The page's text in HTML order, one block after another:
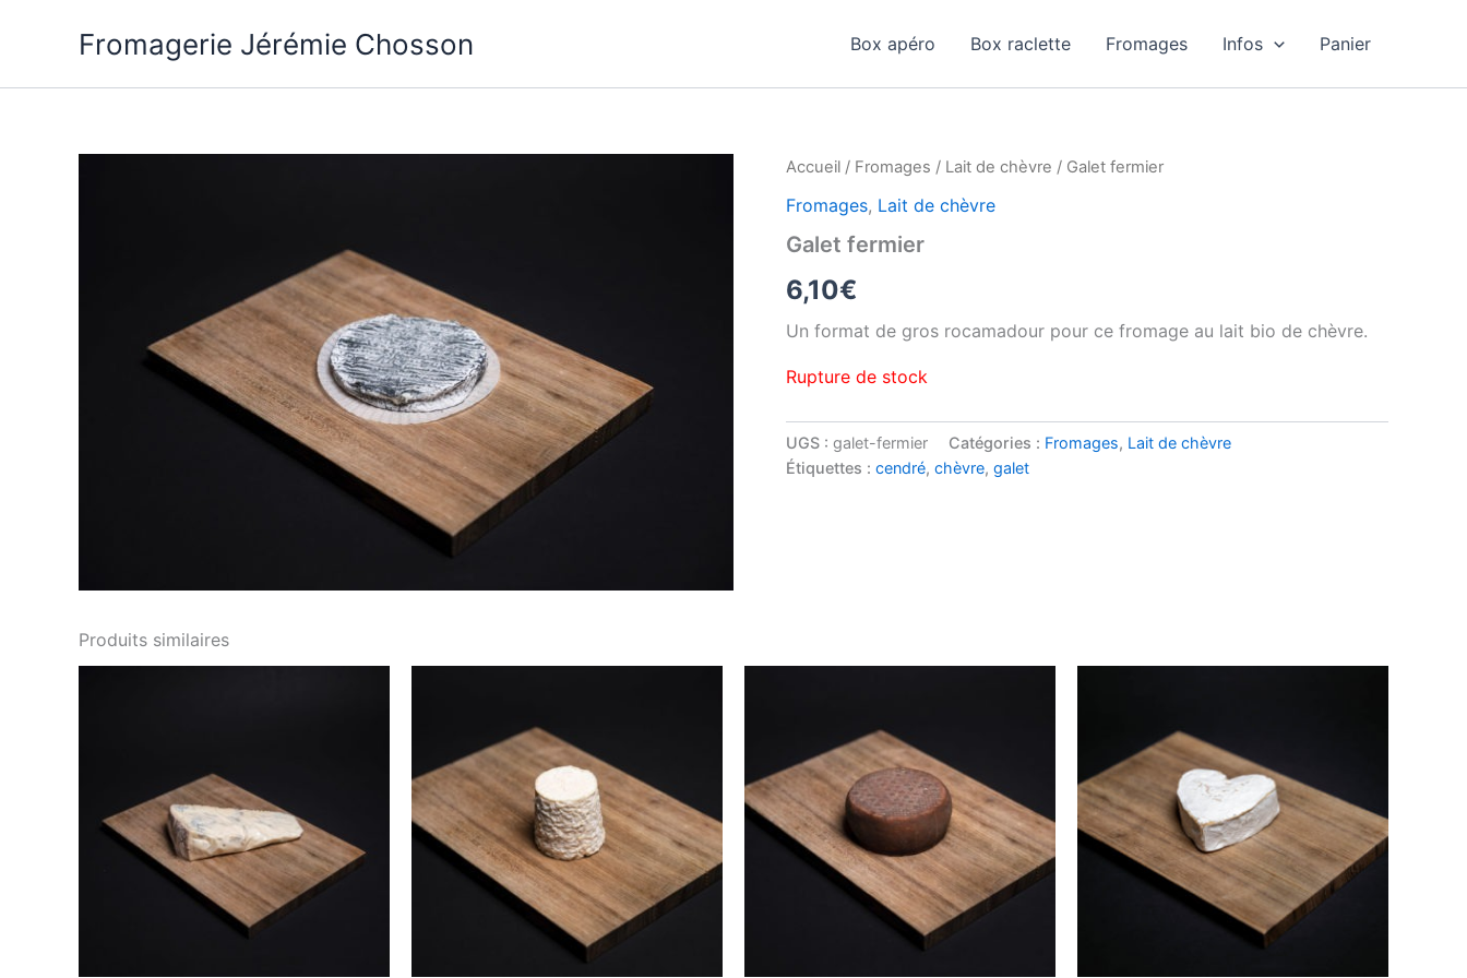
Fromagerie Jérémie Chosson Box apéro Box raclette Fromages Infos Panier
Accueil / Fromages / Lait de chèvre / Galet fermier
Fromages, Lait de chèvre
Galet fermier
6,10€
Un format de gros rocamadour pour ce fromage au lait bio de chèvre.
Rupture de stock
UGS : galet-fermier Catégories : Fromages, Lait de chèvre
Étiquettes : cendré, chèvre, galet
Produits similaires